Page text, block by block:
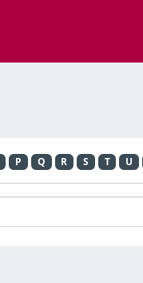
P Q R S T U